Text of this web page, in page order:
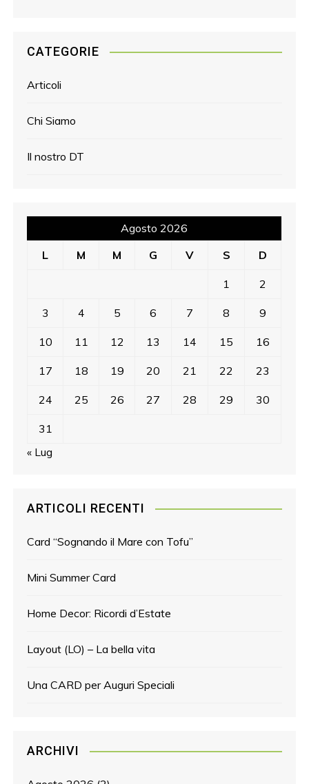
CATEGORIE
Articoli
Chi Siamo
Il nostro DT
Agosto 2026
L
M M G V S D
1 2
3 4 5 6 7 8 9
10 11 12 13 14 15 16
17 18 19 20 21 22 23
24 25 26 27 28 29 30
31
« Lug
ARTICOLI RECENTI
Card “Sognando il Mare con Tofu”
Mini Summer Card
Home Decor: Ricordi d’Estate
Layout (LO) – La bella vita
Una CARD per Auguri Speciali
ARCHIVI